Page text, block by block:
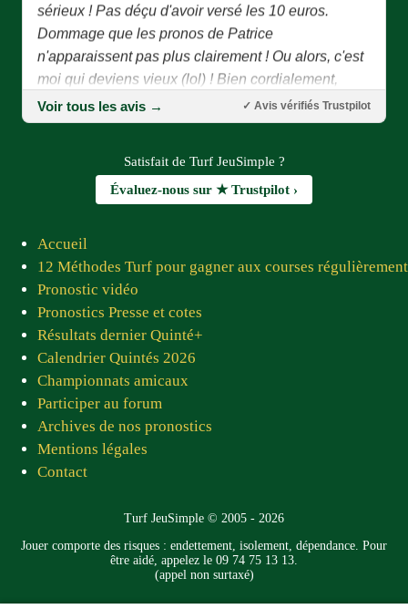
Dommage que les pronos de Patrice
n'apparaissent pas plus clairement ! Ou alors, c'est
moi qui deviens vieux (lol) ! Bien cordialement,
Joseph P. »
Joseph P. — juillet 2026
« Bonjour Patrice, Tout d'abord je vous remercie
d'avoir eu l'idée de créer ce site combien important
merci à tous les membres du site qui, chaque jour,
nous proposent des pronostics fiables. Prompt
rétablissement à Jean Luc ! Vous êtes tous sympas
et adorables »
Pierre C.D. — juin 2026
« Très bon site bravo, je vous consulte tous les
jours.»
Pascal C. — juin 2026
★★★★★
dynamique et fiable. Je pense que mon gros lot
pmu viendra de vous. Merci à Patrice, Domi, Fred,
Chgros, Bernard90, juan83, Lorrain actuellement
Voir tous les avis → ✓ Avis vérifiés Trustpilot
Satisfait de Turf JeuSimple ?
Évaluez-nous sur ★ Trustpilot ›
Accueil
12 Méthodes Turf pour gagner aux courses régulièrement
Pronostic vidéo
Pronostics Presse et cotes
Résultats dernier Quinté+
Calendrier Quintés 2026
Championnats amicaux
Participer au forum
Archives de nos pronostics
Mentions légales
Contact
Turf JeuSimple © 2005 - 2026
Jouer comporte des risques : endettement, isolement, dépendance. Pour
être aidé, appelez le 09 74 75 13 13.
(appel non surtaxé)